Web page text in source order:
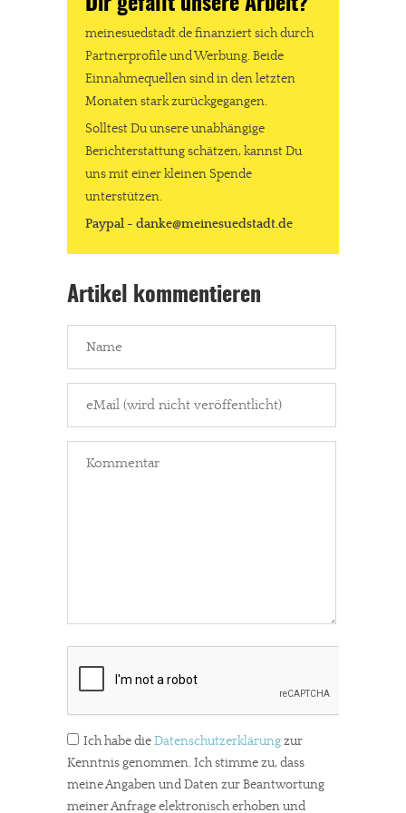
Dir gefällt unsere Arbeit?
meinesuedstadt.de finanziert sich durch
Partnerprofile und Werbung. Beide
Einnahmequellen sind in den letzten
Monaten stark zurückgegangen.
Solltest Du unsere unabhängige
Berichterstattung schätzen, kannst Du
uns mit einer kleinen Spende
unterstützen.
Paypal - danke@meinesuedstadt.de
Artikel kommentieren
Ich habe dieDatenschutzerklärungzur
Kenntnis genommen. Ich stimme zu, dass
meine Angaben und Daten zur Beantwortung
meiner Anfrage elektronisch erhoben und